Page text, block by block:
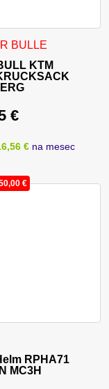
auf. Die Optionen
BULLE
KTM
€
€ na mesec
auf. Die Optionen
€
RPHA71
MC3H
Produkt weist